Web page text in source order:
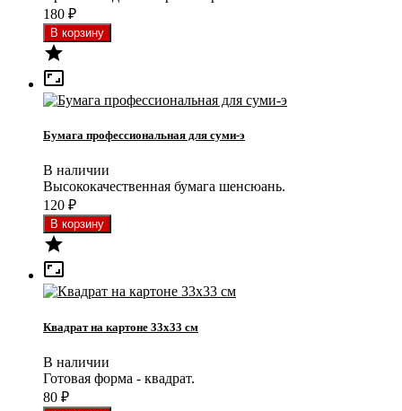
180 ₽


Бумага профессиональная для суми-э
В наличии
Высококачественная бумага шенсюань.
120 ₽


Квадрат на картоне 33x33 см
В наличии
Готовая форма - квадрат.
80 ₽